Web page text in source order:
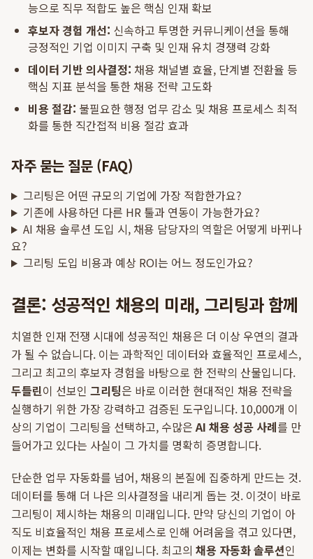
능으로 직무 적합도 높은 핵심 인재 확보
후보자 경험 개선: 신속하고 투명한 커뮤니케이션을 통해
긍정적인 기업 이미지 구축 및 인재 유치 경쟁력 강화
데이터 기반 의사결정: 채용 채널별 효율, 단계별 전환율 등
핵심 지표 분석을 통한 채용 전략 고도화
비용 절감: 불필요한 행정 업무 감소 및 채용 프로세스 최적
화를 통한 직간접적 비용 절감 효과
자주 묻는 질문 (FAQ)
그리팅은 어떤 규모의 기업에 가장 적합한가요?
기존에 사용하던 다른 HR 툴과 연동이 가능한가요?
AI 채용 솔루션 도입 시, 채용 담당자의 역할은 어떻게 바뀌나
요?
그리팅 도입 비용과 예상 ROI는 어느 정도인가요?
결론: 성공적인 채용의 미래, 그리팅과 함께
치열한 인재 전쟁 시대에 성공적인 채용은 더 이상 우연의 결과
가 될 수 없습니다. 이는 과학적인 데이터와 효율적인 프로세스,
그리고 최고의 후보자 경험을 바탕으로 한 전략의 산물입니다.
두들린이 선보인 그리팅은 바로 이러한 현대적인 채용 전략을
실행하기 위한 가장 강력하고 검증된 도구입니다. 10,000개 이
상의 기업이 그리팅을 선택하고, 수많은AI 채용 성공 사례를 만
들어가고 있다는 사실이 그 가치를 명확히 증명합니다.
단순한 업무 자동화를 넘어, 채용의 본질에 집중하게 만드는 것.
데이터를 통해 더 나은 의사결정을 내리게 돕는 것. 이것이 바로
그리팅이 제시하는 채용의 미래입니다. 만약 당신의 기업이 아
직도 비효율적인 채용 프로세스로 인해 어려움을 겪고 있다면,
이제는 변화를 시작할 때입니다. 최고의 채용 자동화 솔루션인